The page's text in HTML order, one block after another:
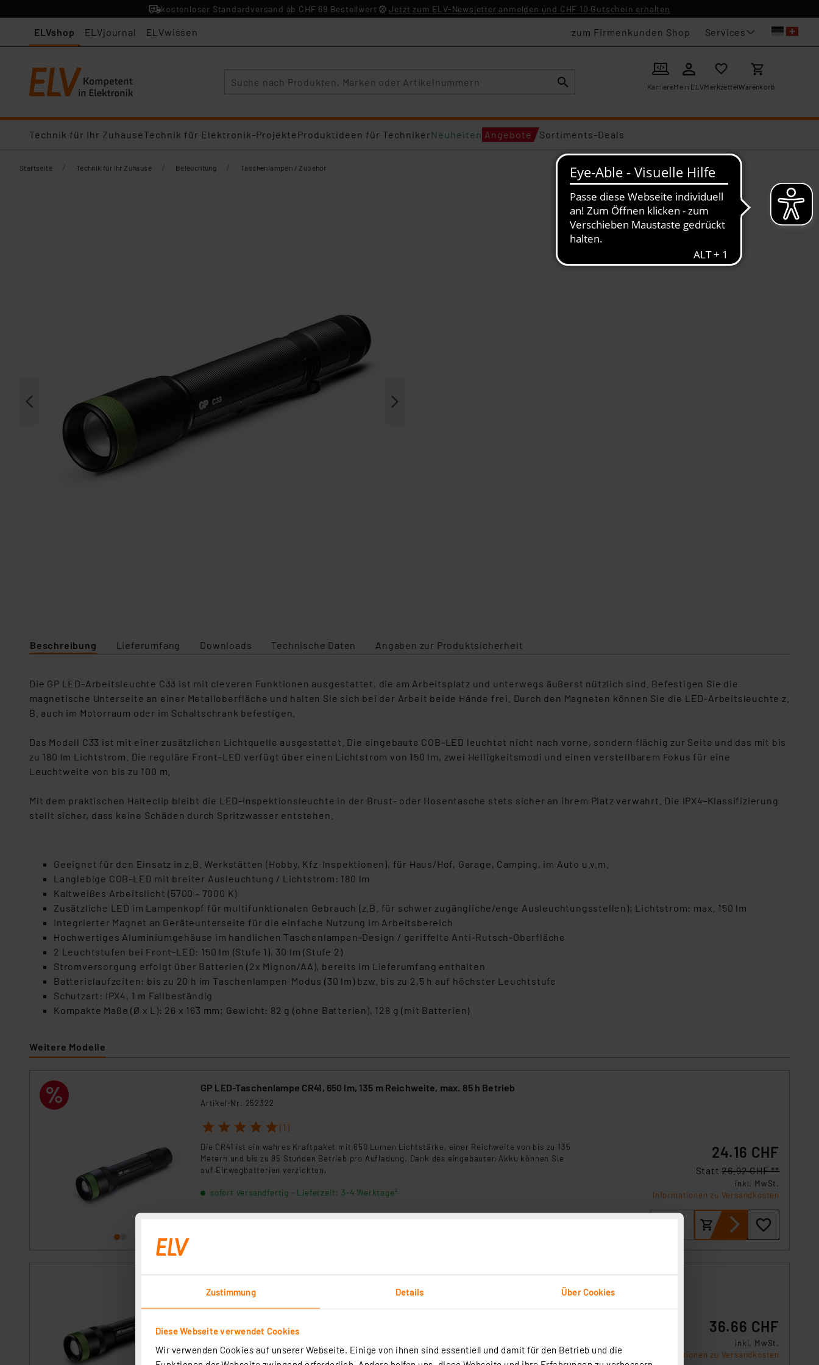
Zustimmung Details Über Cookies
Diese Webseite verwendet Cookies
Wir verwenden Cookies auf unserer Webseite. Einige von ihnen sind essentiell und damit für den Betrieb und die
kostenloser Standardversand ab CHF 69 Bestellwert Jetzt zum ELV-Newsletter anmelden und CHF 10 Gutschein erhalten
ELVshop ELVjournal ELVwissen zum Firmenkunden Shop Services
KarriereMein ELVMerkzettelWarenkorb
Technik für Ihr ZuhauseTechnik für Elektronik-ProjekteProduktideen für TechnikerNeuheiten Angebote Sortiments-Deals
Startseite / Technik für Ihr Zuhause / Beleuchtung / Taschenlampen / Zubehör
Beschreibung Lieferumfang Downloads Technische Daten Angaben zur Produktsicherheit
Die GP LED-Arbeitsleuchte C33 ist mit cleveren Funktionen ausgestattet, die am Arbeitsplatz und unterwegs äußerst nützlich sind. Befestigen Sie die
magnetische Unterseite an einer Metalloberfläche und halten Sie sich bei der Arbeit beide Hände frei. Durch den Magneten können Sie die LED-Arbeitsleuchte z.
B. auch im Motorraum oder im Schaltschrank befestigen.
Das Modell C33 ist mit einer zusätzlichen Lichtquelle ausgestattet. Die eingebaute COB-LED leuchtet nicht nach vorne, sondern flächig zur Seite und das mit bis
zu 180 lm Lichtstrom. Die reguläre Front-LED verfügt über einen Lichtstrom von 150 lm, zwei Helligkeitsmodi und einen verstellbarem Fokus für eine
Leuchtweite von bis zu 100 m.
Mit dem praktischen Halteclip bleibt die LED-Inspektionsleuchte in der Brust- oder Hosentasche stets sicher an ihrem Platz verwahrt. Die IPX4-Klassifizierung
stellt sicher, dass keine Schäden durch Spritzwasser entstehen.
Geeignet für den Einsatz in z.B. Werkstätten (Hobby, Kfz-Inspektionen), für Haus/Hof, Garage, Camping, im Auto u.v.m.
Langlebige COB-LED mit breiter Ausleuchtung / Lichtstrom: 180 lm
Kaltweißes Arbeitslicht (5700 - 7000 K)
Zusätzliche LED im Lampenkopf für multifunktionalen Gebrauch (z.B. für schwer zugängliche/enge Ausleuchtungsstellen); Lichtstrom: max. 150 lm
Integrierter Magnet an Geräteunterseite für die einfache Nutzung im Arbeitsbereich
Hochwertiges Aluminiumgehäuse im handlichen Taschenlampen-Design / geriffelte Anti-Rutsch-Oberfläche
2 Leuchtstufen bei Front-LED: 150 lm (Stufe 1), 30 lm (Stufe 2)
Stromversorgung erfolgt über Batterien (2x Mignon/AA), bereits im Lieferumfang enthalten
Batterielaufzeiten: bis zu 20 h im Taschenlampen-Modus (30 lm) bzw. bis zu 2,5 h auf höchster Leuchtstufe
Schutzart: IPX4, 1 m Fallbeständig
Kompakte Maße (Ø x L): 26 x 163 mm; Gewicht: 82 g (ohne Batterien), 128 g (mit Batterien)
Weitere Modelle
GP LED-Taschenlampe CR41, 650 lm, 135 m Reichweite, max. 85 h Betrieb
Artikel-Nr. 252322
1 2 3 4 5 (1)
Die CR41 ist ein wahres Kraftpaket mit 650 Lumen Lichtstärke, einer Reichweite von bis zu 135
Metern und bis zu 85 Stunden Betrieb pro Aufladung. Dank des eingebauten Akku können Sie
auf Einwegbatterien verzichten.
sofort versandfertig - Lieferzeit: 3-4 Werktage²
24.16 CHF
Statt26.92 CHF **
inkl. MwSt.
Informationen zu Versandkosten
Artikel-Nr. 252323
Anwendungszwecke entwickelt. Das wasserdichte Drehfokussystem gestattet Anpassung an
jede Situation sowie schnelles und einfaches Umschalten zwischen Punkt- und Flutlicht.
36.66 CHF
inkl. MwSt.
Informationen zu Versandkosten